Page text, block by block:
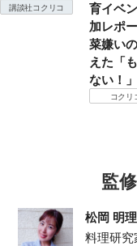
講談社コクリコ
育イベ
加レポ
菜嫌い
えた「
ない！
コクリ
監
松岡 明理
料理研究